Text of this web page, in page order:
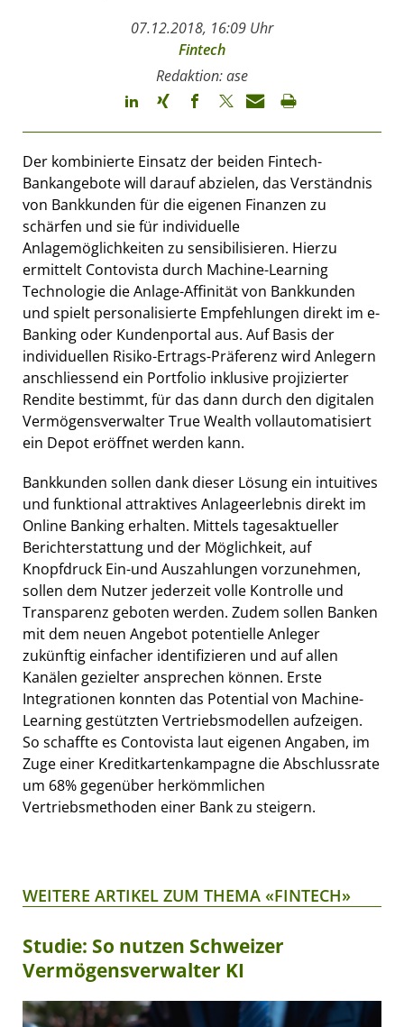
07.12.2018, 16:09 Uhr
Fintech
Redaktion: ase
Der kombinierte Einsatz der beiden Fintech-
Bankangebote will darauf abzielen, das Verständnis
von Bankkunden für die eigenen Finanzen zu
schärfen und sie für individuelle
Anlagemöglichkeiten zu sensibilisieren. Hierzu
ermittelt Contovista durch Machine-Learning
Technologie die Anlage-Affinität von Bankkunden
und spielt personalisierte Empfehlungen direkt im e-
Banking oder Kundenportal aus. Auf Basis der
individuellen Risiko-Ertrags-Präferenz wird Anlegern
anschliessend ein Portfolio inklusive projizierter
Rendite bestimmt, für das dann durch den digitalen
Vermögensverwalter True Wealth vollautomatisiert
ein Depot eröffnet werden kann.
Bankkunden sollen dank dieser Lösung ein intuitives
und funktional attraktives Anlageerlebnis direkt im
Online Banking erhalten. Mittels tagesaktueller
Berichterstattung und der Möglichkeit, auf
Knopfdruck Ein-und Auszahlungen vorzunehmen,
sollen dem Nutzer jederzeit volle Kontrolle und
Transparenz geboten werden. Zudem sollen Banken
mit dem neuen Angebot potentielle Anleger
zukünftig einfacher identifizieren und auf allen
Kanälen gezielter ansprechen können. Erste
Integrationen konnten das Potential von Machine-
Learning gestützten Vertriebsmodellen aufzeigen.
So schaffte es Contovista laut eigenen Angaben, im
Zuge einer Kreditkartenkampagne die Abschlussrate
um 68% gegenüber herkömmlichen
Vertriebsmethoden einer Bank zu steigern.
WEITERE ARTIKEL ZUM THEMA «FINTECH»
Studie: So nutzen Schweizer
Vermögensverwalter KI